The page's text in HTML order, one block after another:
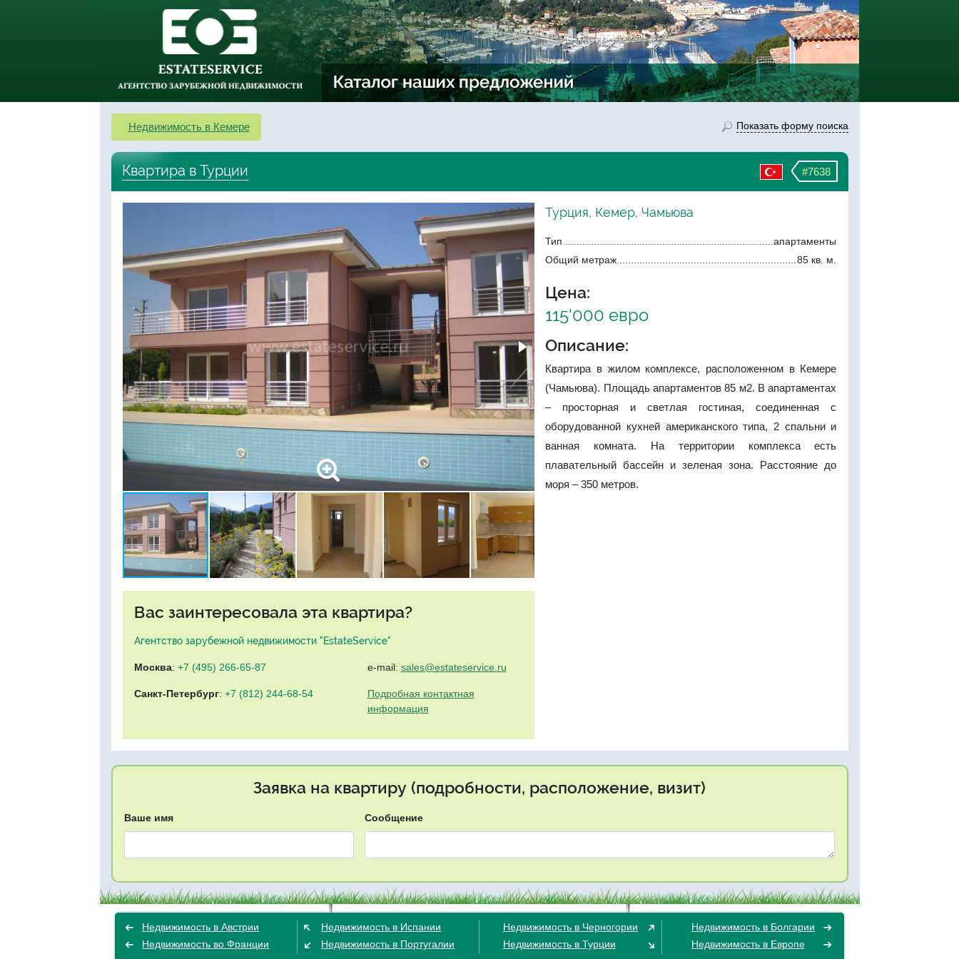
Недвижимость в Кемере Показать форму поиска
#7638
Квартира в Турции
Вас заинтересовала эта квартира?
Агентство зарубежной недвижимости "EstateService"
Москва: +7 (495) 266-65-87
Санкт-Петербург: +7 (812) 244-68-54
e-mail: sales@estateservice.ru
Подробная контактная
информация
Турция, Кемер, Чамьюва
Тип
апартаменты
Общий метраж
85 кв. м.
Цена:
115'000 евро
Описание:
Квартира в жилом комплексе, расположенном в Кемере
(Чамьюва). Площадь апартаментов 85 м2. В апартаментах
– просторная и светлая гостиная, соединенная с
оборудованной кухней американского типа, 2 спальни и
ванная комната. На территории комплекса есть
плавательный бассейн и зеленая зона. Расстояние до
моря – 350 метров.
Заявка на квартиру (подробности, расположение, визит)
Ваше имя Сообщение
Недвижимость в Австрии
Недвижимость во Франции
Недвижимость в Испании
Недвижимость в Португалии
Недвижимость в Черногории
Недвижимость в Турции
Недвижимость в Болгарии
Недвижимость в Европе